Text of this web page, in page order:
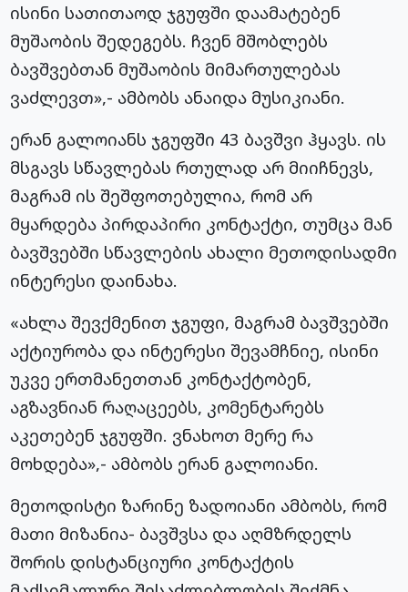
ისინი სათითაოდ ჯგუფში დაამატებენ
მუშაობის შედეგებს. ჩვენ მშობლებს
ბავშვებთან მუშაობის მიმართულებას
ვაძლევთ»,- ამბობს ანაიდა მუსიკიანი.
ერან გალოიანს ჯგუფში 43 ბავშვი ჰყავს. ის
მსგავს სწავლებას რთულად არ მიიჩნევს,
მაგრამ ის შეშფოთებულია, რომ არ
მყარდება პირდაპირი კონტაქტი, თუმცა მან
ბავშვებში სწავლების ახალი მეთოდისადმი
ინტერესი დაინახა.
«ახლა შევქმენით ჯგუფი, მაგრამ ბავშვებში
აქტიურობა და ინტერესი შევამჩნიე, ისინი
უკვე ერთმანეთთან კონტაქტობენ,
აგზავნიან რაღაცეებს, კომენტარებს
აკეთებენ ჯგუფში. ვნახოთ მერე რა
მოხდება»,- ამბობს ერან გალოიანი.
მეთოდისტი ზარინე ზადოიანი ამბობს, რომ
მათი მიზანია- ბავშვსა და აღმზრდელს
შორის დისტანციური კონტაქტის